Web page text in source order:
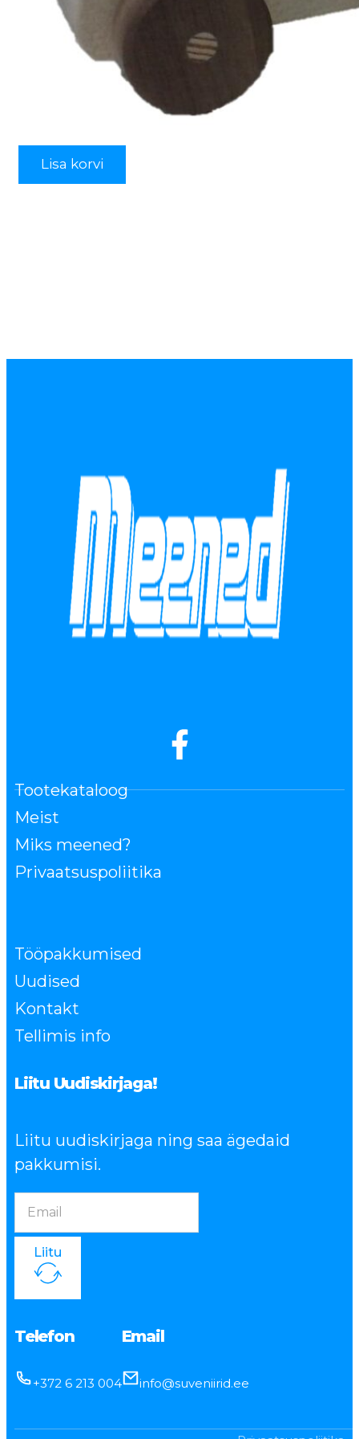
Lisa korvi
Tootekataloog
Meist
Miks meened?
Privaatsuspoliitika
Tööpakkumised
Uudised
Kontakt
Tellimis info
Liitu Uudiskirjaga!
Liitu uudiskirjaga ning saa ägedaid
pakkumisi.
Liitu
Telefon
+372 6 213 004
Email
info@suveniirid.ee